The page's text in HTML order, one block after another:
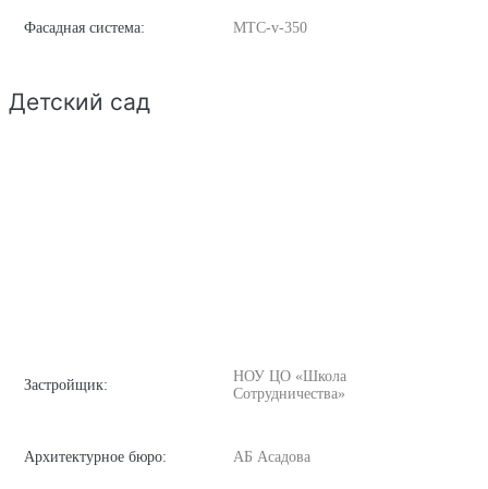
Фасадная система: MTC-v-350
Детский сад
Застройщик:
НОУ ЦО «Школа
Сотрудничества»
Архитектурное бюро: АБ Асадова